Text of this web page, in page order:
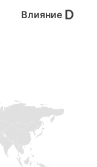
Влияние D